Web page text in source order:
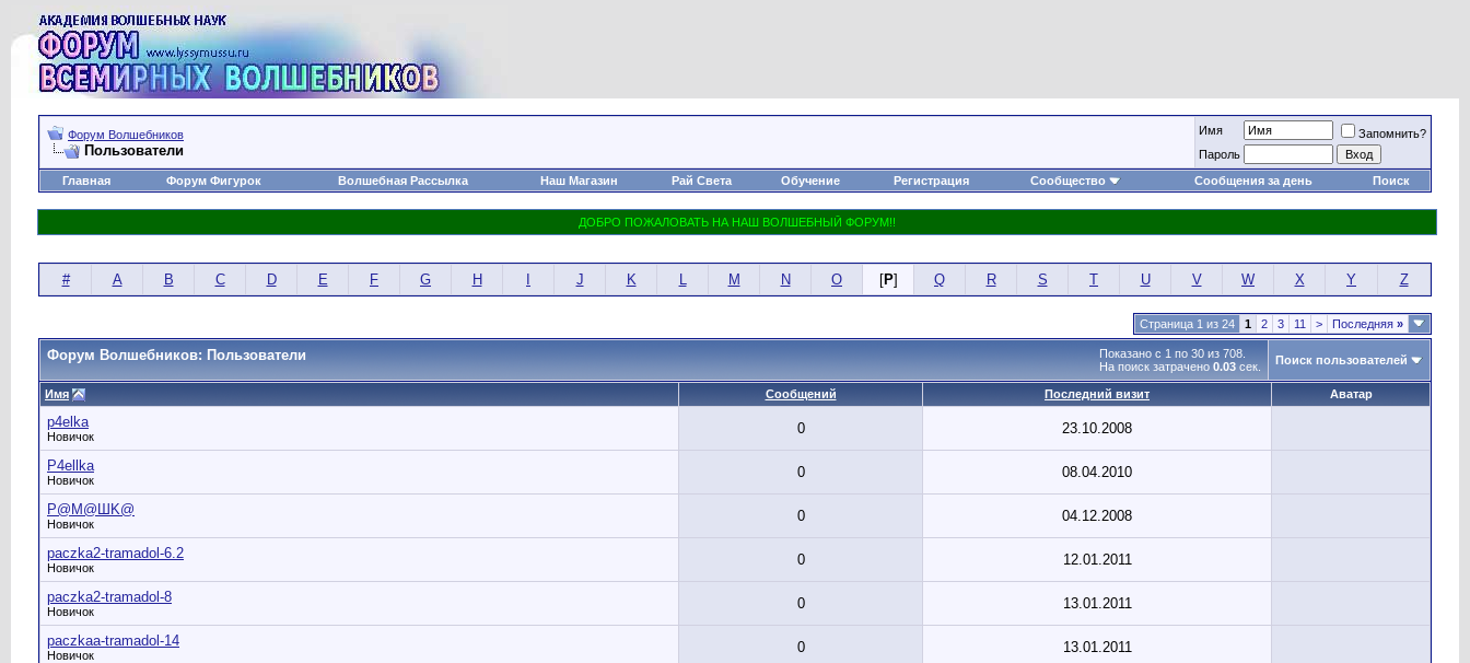
Форум Волшебников
Пользователи
Имя
Запомнить?
Пароль
Главная
Форум Фигурок Волшебная Рассылка Наш Магазин Рай Света Обучение Регистрация Сообщество Сообщения за день Поиск
# A B C D E F G H J K L M N O [P] Q R S T U V W X Y Z
Страница 1 из 24 1 2 3 11 > Последняя »
Показано с 1 по 30 из 708.
На поиск затрачено 0.03 сек.
Форум Волшебников: Пользователи Поиск пользователей
Имя Сообщений Последний визит Аватар
p4elka
Новичок 0 23.10.2008
P4ellka
Новичок 0 08.04.2010
P@M@ШK@
Новичок 0 04.12.2008
paczka2-tramadol-6.2
Новичок 0 12.01.2011
paczka2-tramadol-8
Новичок 0 13.01.2011
paczkaa-tramadol-14
Новичок 0 13.01.2011